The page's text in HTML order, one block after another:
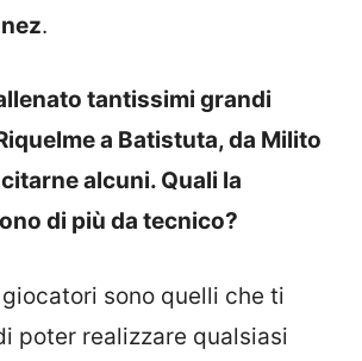
.
tantissimi grandi
a Batistuta, da Milito
alcuni. Quali la
di più da tecnico?
sono quelli che ti
poter realizzare qualsiasi